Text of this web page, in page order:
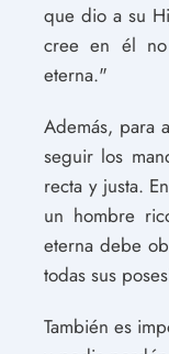
que dio a su
cree en él
eterna."
Además, para
seguir los
recta y justa.
un hombre
eterna debe
todas sus
También es